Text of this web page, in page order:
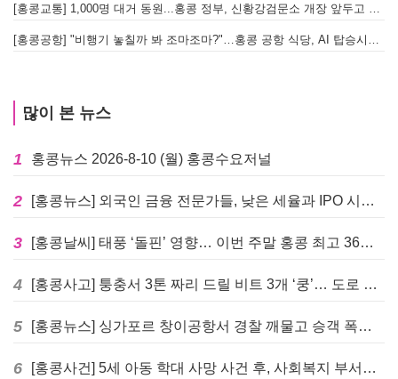
[홍콩교통] 1,000명 대거 동원...홍콩 정부, 신황강검문소 개장 앞두고 실전 훈련 돌입
[홍콩공항] "비행기 놓칠까 봐 조마조마?"…홍콩 공항 식당, AI 탑승시간 계산해 메뉴 추천해 준다
많이 본 뉴스
1 홍콩뉴스 2026-8-10 (월) 홍콩수요저널
2 [홍콩뉴스] 외국인 금융 전문가들, 낮은 세율과 IPO 시장 회복에 홍콩으로 '대거 복귀'
3 [홍콩날씨] 태풍 ‘돌핀’ 영향… 이번 주말 홍콩 최고 36도 폭염 비상
4 [홍콩사고] 퉁충서 3톤 짜리 드릴 비트 3개 ‘쿵’… 도로 파손·교통 마비
5 [홍콩뉴스] 싱가포르 창이공항서 경찰 깨물고 승객 폭행한 홍콩 모자, 결국 감옥행
6 [홍콩사건] 5세 아동 학대 사망 사건 후, 사회복지 부서에 내부 검토 및 교육 강화 촉구